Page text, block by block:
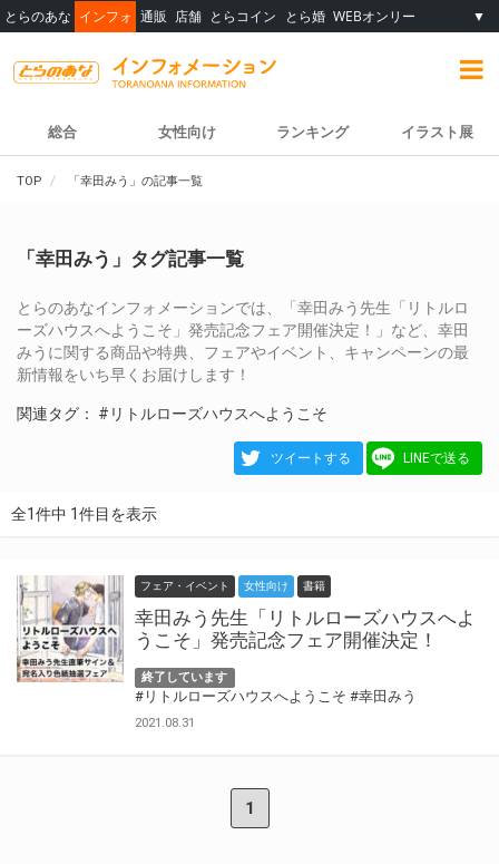
とらのあな インフォ 通販 店舗 とらコイン とら婚 WEBオンリー ▼
総合 女性向け ランキング イラスト展
TOP 「幸田みう」の記事一覧
「幸田みう」タグ記事一覧
とらのあなインフォメーションでは、「幸田みう先生「リトルロ
ーズハウスへようこそ」発売記念フェア開催決定！」など、幸田
みうに関する商品や特典、フェアやイベント、キャンペーンの最
新情報をいち早くお届けします！
関連タグ： #リトルローズハウスへようこそ
ツイートする LINEで送る
全1件中 1件目を表示
フェア・イベント 女性向け 書籍
幸田みう先生「リトルローズハウスへよ
うこそ」発売記念フェア開催決定！
終了しています
#リトルローズハウスへようこそ #幸田みう
2021.08.31
1